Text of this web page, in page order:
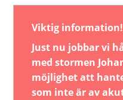
Viktig information!
Just nu jobbar vi
med stormen
möjlighet att
som inte är av